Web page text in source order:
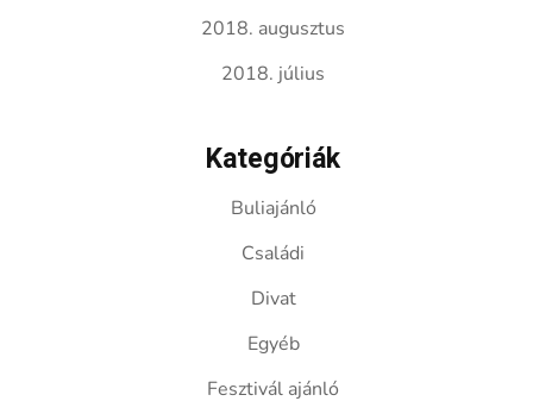
2018. augusztus
2018. július
Kategóriák
Buliajánló
Családi
Divat
Egyéb
Fesztivál ajánló